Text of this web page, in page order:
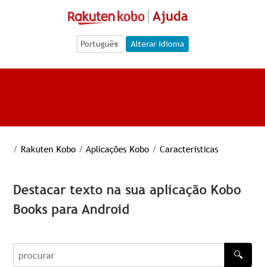
Ajuda
Language Selection
Language Selection
Alterar idioma
/ Rakuten Kobo / Aplicações Kobo / Características
Destacar texto na sua aplicação Kobo
Books para Android
procurar
🔍